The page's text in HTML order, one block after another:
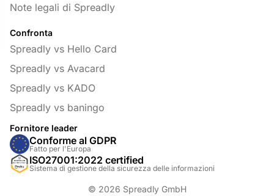
Note legali di Spreadly
Confronta
Spreadly vs Hello Card
Spreadly vs Avacard
Spreadly vs KADO
Spreadly vs baningo
Fornitore leader
Conforme al GDPR
Fatto per l'Europa
ISO27001:2022 certified
Sistema di gestione della sicurezza delle informazioni
© 2026 Spreadly GmbH